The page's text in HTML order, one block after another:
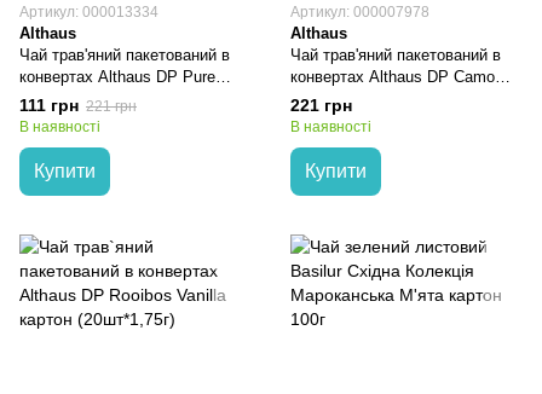
Артикул: 000013334
Althaus
Чай трав'яний пакетований в
конвертах Althaus DP Pure
Peppermint картон (20шт*1,75г)
111 грн 221 грн
В наявності
Купити
Артикул: 000007978
Althaus
Чай трав'яний пакетований в
конвертах Althaus DP Camomile
Meadow картон (20шт*1,5г)
221 грн
В наявності
Купити